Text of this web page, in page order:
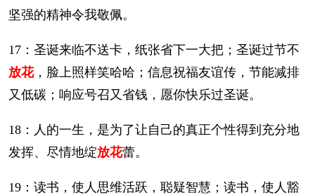
坚强的精神令我敬佩。
17：圣诞来临不送卡，纸张省下一大把；圣诞过节不
放花，脸上照样笑哈哈；信息祝福友谊传，节能减排
又低碳；响应号召又省钱，愿你快乐过圣诞。
18：人的一生，是为了让自己的真正个性得到充分地
发挥、尽情地绽放花蕾。
19：读书，使人思维活跃，聪疑智慧；读书，使人豁